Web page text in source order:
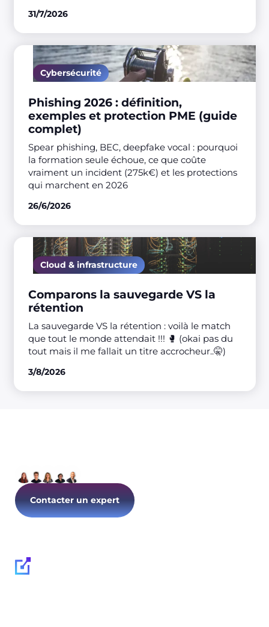
31/7/2026
Cybersécurité
Phishing 2026 : définition,
exemples et protection PME (guide
complet)
Spear phishing, BEC, deepfake vocal : pourquoi
la formation seule échoue, ce que coûte
vraiment un incident (275k€) et les protections
qui marchent en 2026
26/6/2026
Cloud & infrastructure
Comparons la sauvegarde VS la
rétention
La sauvegarde VS la rétention : voilà le match
que tout le monde attendait !!! 🥊 (okai pas du
tout mais il me fallait un titre accrocheur..🤫)
3/8/2026
Contacter un expert